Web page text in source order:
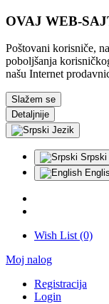
OVAJ WEB-
Poštovani korisniče,
poboljšanja
našu Internet
Slažem se
Detaljnije
Jezik
Srpski
Wish List (0)
Moj nalog
Registracija
Login